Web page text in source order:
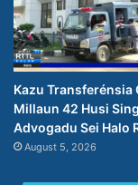
Kazu Transferénsia
Millaun 42 Husi
Advogadu Sei Halo
August 5, 2026